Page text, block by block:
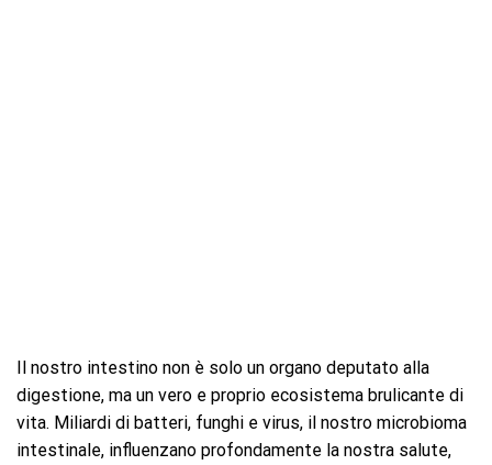
Il nostro intestino non è solo un organo deputato alla
digestione, ma un vero e proprio ecosistema brulicante di
vita. Miliardi di batteri, funghi e virus, il nostro microbioma
intestinale, influenzano profondamente la nostra salute,